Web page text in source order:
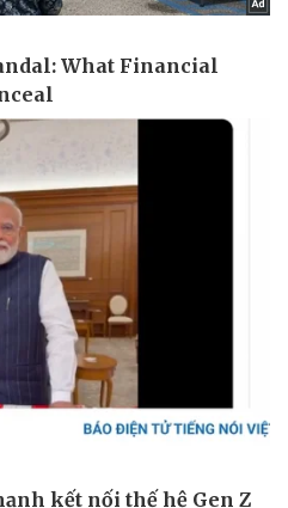
Quân sự - Quốc phòng
Việt Nam
Phân tích